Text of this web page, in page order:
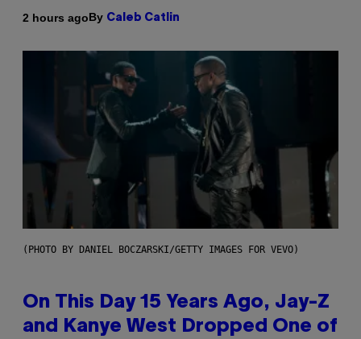
2 hours agoBy Caleb Catlin
(PHOTO BY DANIEL BOCZARSKI/GETTY IMAGES FOR VEVO)
On This Day 15 Years Ago, Jay-Z
and Kanye West Dropped One of